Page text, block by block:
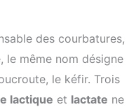
des courbatures,
le même nom désigne
le kéfir. Trois
lactique et lactate ne